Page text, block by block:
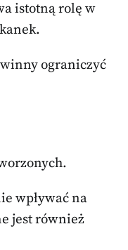
istotną rolę w
ograniczyć
wpływać na
jest również